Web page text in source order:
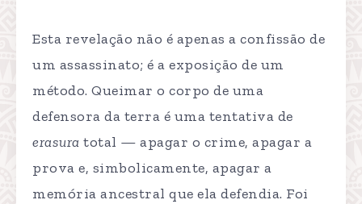
Esta revelação não é apenas a confissão de
um assassinato; é a exposição de um
método. Queimar o corpo de uma
defensora da terra é uma tentativa de
erasura total — apagar o crime, apagar a
prova e, simbolicamente, apagar a
memória ancestral que ela defendia. Foi